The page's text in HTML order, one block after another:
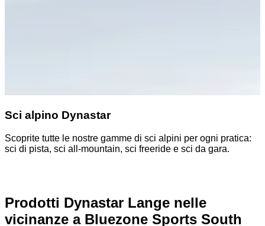
Sci alpino Dynastar
Scoprite tutte le nostre gamme di sci alpini per ogni pratica:
sci di pista, sci all-mountain, sci freeride e sci da gara.
Prodotti Dynastar Lange nelle
vicinanze a Bluezone Sports South